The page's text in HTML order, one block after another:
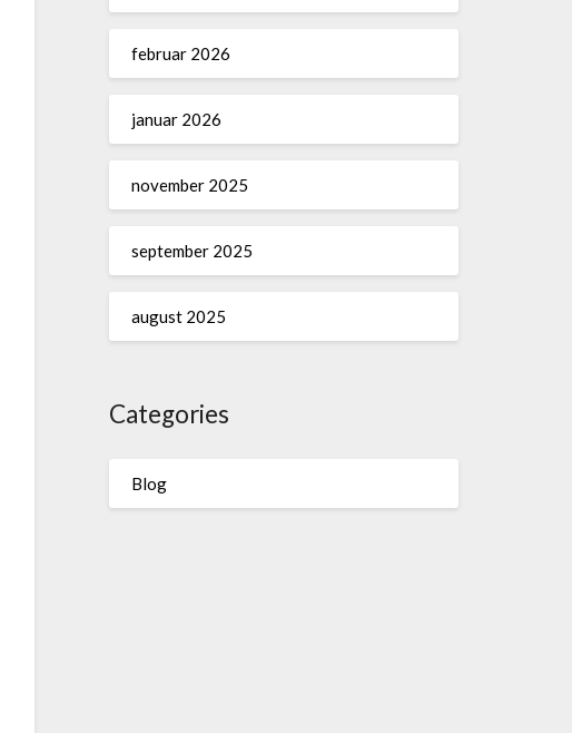
februar 2026
januar 2026
november 2025
september 2025
august 2025
Categories
Blog